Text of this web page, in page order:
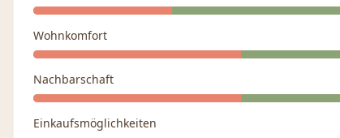
Wohnkomfort
Nachbarschaft
Einkaufsmöglichkeiten